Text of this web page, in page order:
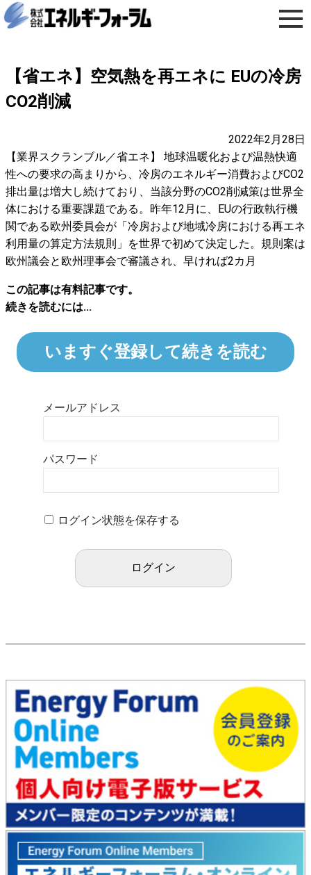
【省エネ】空気熱を再エネに EUの冷房
CO2削減
2022年2月28日
【業界スクランブル／省エネ】 地球温暖化および温熱快適
性への要求の高まりから、冷房のエネルギー消費およびCO2
排出量は増大し続けており、当該分野のCO2削減策は世界全
体における重要課題である。昨年12月に、EUの行政執行機
関である欧州委員会が「冷房および地域冷房における再エネ
利用量の算定方法規則」を世界で初めて決定した。規則案は
欧州議会と欧州理事会で審議され、早ければ2カ月
この記事は有料記事です。
続きを読むには...
いますぐ登録して続きを読む
メールアドレス
パスワード
ログイン状態を保存する